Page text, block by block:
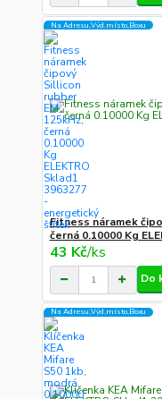
Na Adresu,Výd.místo,Boxu
Fitness náramek
černá 0.10000 Kg
43 Kč/ks
Do
Na Adresu,Výd.místo,Boxu